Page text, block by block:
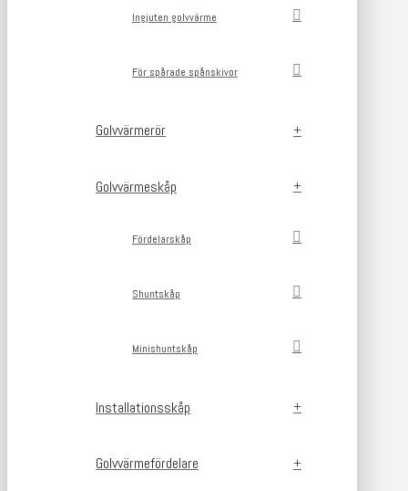
Ingjuten golvvärme
För spårade spånskivor
Golvvärmerör
Golvvärmeskåp
Fördelarskåp
Shuntskåp
Minishuntskåp
Installationsskåp
Golvvärmefördelare